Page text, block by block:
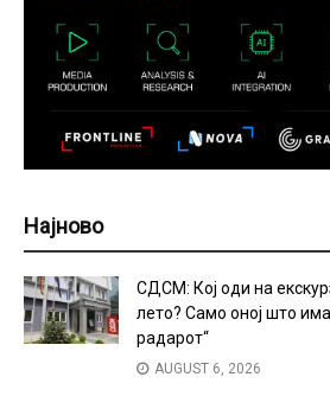
Најново
СДСМ: Кој оди на
лето? Само оној што
радарот“
AUGUST 6, 2026